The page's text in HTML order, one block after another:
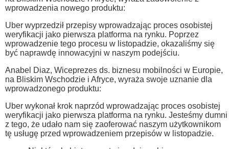
wprowadzenia nowego produktu:
Uber wyprzedził przepisy wprowadzając proces osobistej
weryfikacji jako pierwsza platforma na rynku. Poprzez
wprowadzenie tego procesu w listopadzie, okazaliśmy się
być naprawdę innowacyjni w naszym podejściu.
Anabel Diaz, Wiceprezes ds. biznesu mobilności w Europie,
na Bliskim Wschodzie i Afryce, wyraża swoje uznanie dla
wprowadzonego produktu:
Uber wykonał krok naprzód wprowadzając proces osobistej
weryfikacji jako pierwsza platforma na rynku. Jesteśmy dumni
z tego, że udało nam się zaoferować naszym użytkownikom
tę usługę przed wprowadzeniem przepisów w listopadzie.